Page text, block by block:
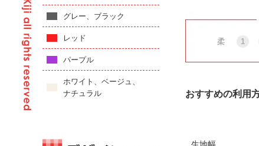
柔 1
おすすめの利用
グレー、ブラック
レッド
パープル
ホワイト、ベージュ、
ナチュラル